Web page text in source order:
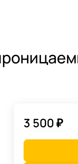
3 500 ₽